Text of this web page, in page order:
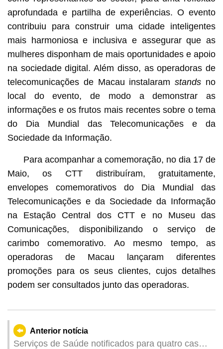
aprofundada e partilha de experiências. O evento
contribuiu para construir uma cidade inteligentes
mais harmoniosa e inclusiva e assegurar que as
mulheres disponham de mais oportunidades e apoio
na sociedade digital. Além disso, as operadoras de
telecomunicações de Macau instalaramstands no
local do evento, de modo a demonstrar as
informações e os frutos mais recentes sobre o tema
do Dia Mundial das Telecomunicações e da
Sociedade da Informação.
Para acompanhar a comemoração, no dia 17 de
Maio, os CTT distribuíram, gratuitamente,
envelopes comemorativos do Dia Mundial das
Telecomunicações e da Sociedade da Informação
na Estação Central dos CTT e no Museu das
Comunicações, disponibilizando o serviço de
carimbo comemorativo. Ao mesmo tempo, as
operadoras de Macau lançaram diferentes
promoções para os seus clientes, cujos detalhes
podem ser consultados junto das operadoras.
Anterior notícia
Serviços de Saúde notificados para quatro casos